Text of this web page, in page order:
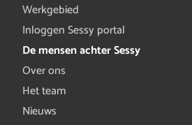
Werkgebied
Inloggen Sessy portal
De mensen achter Sessy
Over ons
Het team
Nieuws